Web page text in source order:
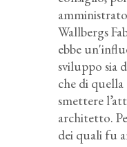
Wallbergs
ebbe
sviluppo sia
che di quella
smettere
architetto.
dei quali fu